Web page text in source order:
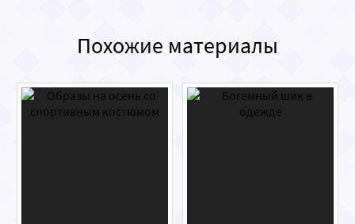
Похожие материалы